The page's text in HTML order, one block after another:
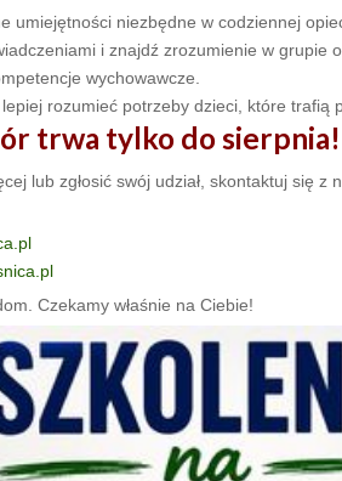
umiejętności niezbędne w codziennej
i znajdź zrozumienie w grupie
wychowawcze.
rozumieć potrzeby dzieci, które trafią
trwa tylko do sierpnia!
lub zgłosić swój udział, skontaktuj się z
Czekamy właśnie na Ciebie!